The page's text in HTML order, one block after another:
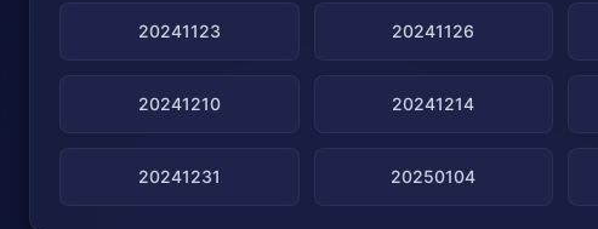
20241123 20241126
20241210 20241214
20241231 20250104